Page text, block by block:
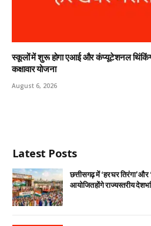
स्कूलों में शुरू होगा एआई और कंप्यूटेशनल
कक्षावार योजना
August 6, 2026
Latest Posts
छत्तीसगढ़ में ‘हर घर तिरंगा’
आयोजित होंगे राज्यस्तरीय